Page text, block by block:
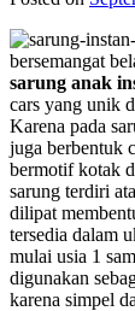
bersemangat
sarung anak
cars yang unik
Karena pada
juga berbentuk
bermotif kotak
sarung terdiri
dilipat
tersedia dalam
mulai usia 1
digunakan
karena simpel